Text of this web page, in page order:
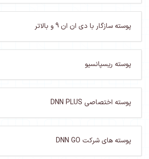
پوسته سازگار با دی ان ان 9 و بالاتر
پوسته ریسپانسیو
پوسته اختصاصی DNN PLUS
پوسته های شرکت DNN GO